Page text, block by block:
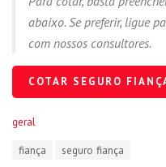
abaixo. Se preferir, ligue
com nossos consultores.
COTAR SEGURO
C
geral
fiança seguro fiança